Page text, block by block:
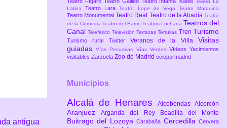
antigua
Teatro La
Latina Teatro LaraTeatro Lope de Vega Teatro Marquina
Teatro Monumental Teatro Real Teatro de la Abadía Teatro
de la Comedia Teatro del Barrio Teatros Luchana Teatros del
CanalTeleférico TelevisiónTerrazasTertulias Tren Turismo
Turismo rural Twitter Veranos de la VillaVisitas
guiadasVías Pecuarias Vías Verdes VídeosYacimientos
visitables Zarzuela Zoo de Madrid ociopormadrid
Municipios
Alcalá de Henares Alcobendas Alcorcón
AranjuezArganda del Rey Boadilla del Monte
Buitrago del LozoyaCarabaña CercedillaCervera